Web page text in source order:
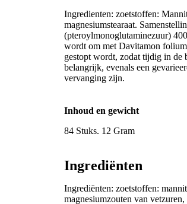
Ingredienten: zoetstoffen:
magnesiumstearaat.
(pteroylmonoglutaminezuur)
wordt om met Davitamon
gestopt wordt, zodat tijdig in de
belangrijk, evenals een
vervanging zijn.
Inhoud en gewicht
84 Stuks. 12 Gram
Ingrediënten
Ingrediënten: zoetstoffen:
magnesiumzouten van vetzuren,